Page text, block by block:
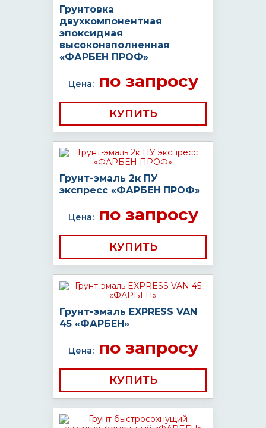
Грунтовка
двухкомпонентная
эпоксидная
высоконаполненная
«ФАРБЕН ПРОФ»
Цена:по запросу
КУПИТЬ
Грунт-эмаль 2к ПУ
экспресс «ФАРБЕН ПРОФ»
Цена:по запросу
КУПИТЬ
Грунт-эмаль EXPRESS VAN
45 «ФАРБЕН»
Цена:по запросу
КУПИТЬ